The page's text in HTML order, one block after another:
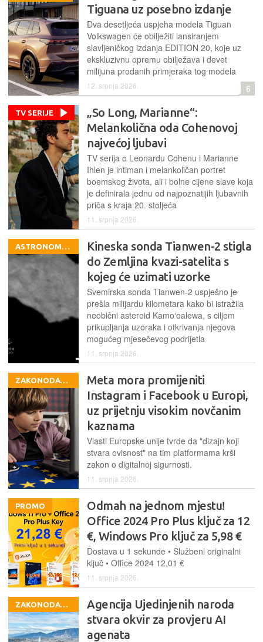
Tiguana uz posebno izdanje
Dva desetljeća uspjeha modela Tiguan
Volkswagen će obilježiti lansiranjem
slavljeničkog izdanja EDITION 20, koje uz
ekskluzivnu opremu obilježava i devet
milijuna prodanih primjeraka tog modela
12. srpnja 2026. 6
TV SERIJE
„So Long, Marianne“:
Melankolična oda Cohenovoj
najvećoj ljubavi
TV serija o Leonardu Cohenu i Marianne
Ihlen je intiman i melankoličan portret
boemskog života, ali i bolne cijene slave koja
je definirala jednu od najpoznatijih ljubavnih
priča s kraja 20. stoljeća
11. srpnja 2026.
ASTRONOMIJA
Kineska sonda Tianwen-2 stigla
do Zemljina kvazi-satelita s
kojeg će uzimati uzorke
Svemirska sonda Tianwen-2 uspješno je
prešla milijardu kilometara kako bi istražila
neobični asteroid Kamoʻoalewa, s ciljem
prikupljanja uzoraka i otkrivanja njegova
mogućeg mjesečevog podrijetla
11. srpnja 2026.
ZAKONODAVSTVO
Meta mora promijeniti
Instagram i Facebook u Europi,
uz prijetnju visokim novčanim
kaznama
Vlasti Europske unije tvrde da "dizajn koji
stvara ovisnost" na tim platformama krši
zakon o digitalnoj sigurnosti.
11. srpnja 2026.
PROMO
Odmah na jednom mjestu!
Office 2024 Pro Plus ključ za 12
€, Windows Pro ključ za 5,98 €
Dostava u 1 sekunde • Službeni originalni
ključ • Office 2024 12,01 €
11. srpnja 2026.
ZAKONODAVSTVO
Agencija Ujedinjenih naroda
stvara okvir za provjeru AI
agenata